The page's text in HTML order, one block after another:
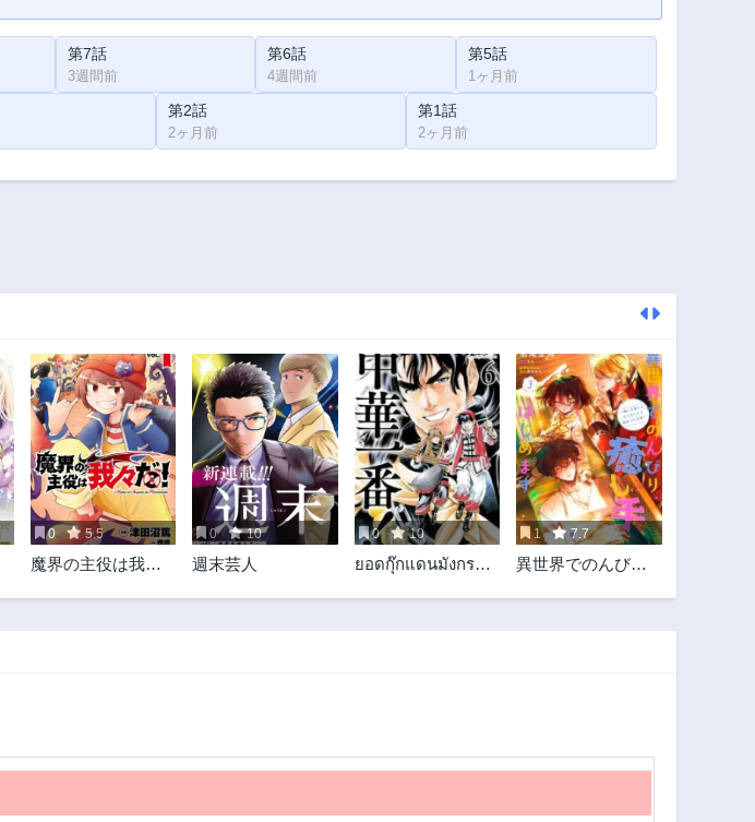
第7話
3週間前
第6話
4週間前
第5話
1ヶ月前
第2話
2ヶ月前
第1話
2ヶ月前
0 5.5
魔界の主役は我々
0 10
週末芸人
0 10
ยอดกุ๊กแดนมังกร
番！極 中華小廚師!
1 7.7
異世界でのんびり
癒し手はじめます